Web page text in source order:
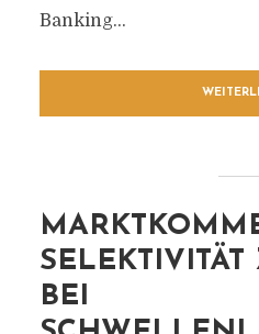
Banking...
BEI